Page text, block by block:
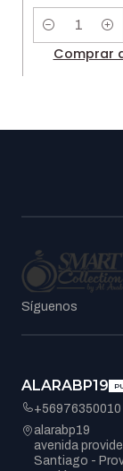
Cantidad
Comprar
Síguenos
ALARABP19
+56976350010
alarabp19
avenida
Santiago -